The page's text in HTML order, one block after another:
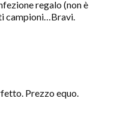
regalo (non è
campioni…Bravi.
Prezzo equo.